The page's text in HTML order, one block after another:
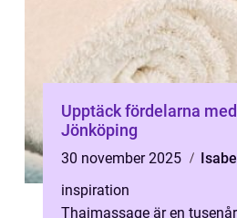
Upptäck fördelarna
Jönköping
30 november 2025
inspiration
Thaimassage är en